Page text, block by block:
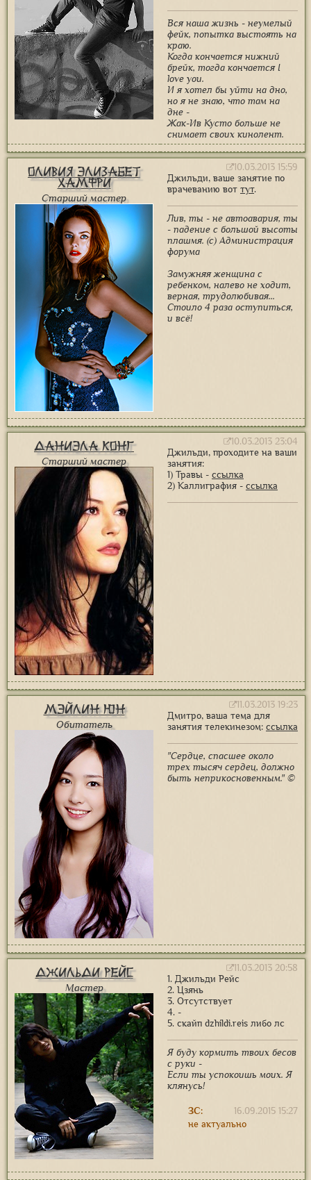
Вся наша жизнь - неумелый
фейк, попытка выстоять на
краю.
Когда кончается нижний
брейк, тогда кончается I
love you.
И я хотел бы уйти на дно,
но я не знаю, что там на
дне -
Жак-Ив Кусто больше не
снимает своих кинолент.
Оливия Элизабет
Хамфри
Старший мастер
10.03.2013 15:59
Джильди, ваше занятие по
врачеванию вот тут.
Лив, ты - не автоавария, ты
- падение с большой высоты
плашмя. (с) Администрация
форума
Замужняя женщина с
ребенком, налево не ходит,
верная, трудолюбивая...
Стоило 4 раза оступиться,
и всё!
Даниэла Конг
Старший мастер
10.03.2013 23:04
Джильди, проходите на ваши
занятия:
1) Травы - ссылка
2) Каллиграфия - ссылка
Мэйлин Юн
Обитатель
11.03.2013 19:23
Дмитро, ваша тема для
занятия телекинезом: ссылка
"Сердце, спасшее около
трех тысяч сердец, должно
быть неприкосновенным." ©
Джильди Рейс
Мастер
11.03.2013 20:58
1. Джильди Рейс
2. Цзянь
3. Отсутствует
4. -
5. скайп dzhildi.reis либо лс
Я буду кормить твоих бесов
с руки -
Если ты успокоишь моих. Я
клянусь!
16.09.2015 15:27
ЗС:
не актуально